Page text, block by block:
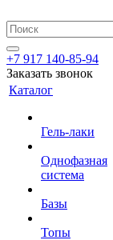
+7 917 140-85-94
Заказать звонок
Каталог
Гель-лаки
Однофазная
система
Базы
Топы